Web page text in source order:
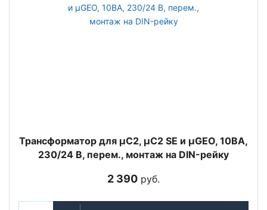
Трансформатор для µC2, µC2 SE и µGEO, 10ВА,
230/24 В, перем., монтаж на DIN-рейку
2 390 руб.